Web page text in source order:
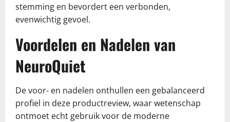
stemming en bevordert een verbonden,
evenwichtig gevoel.
Voordelen en Nadelen van
NeuroQuiet
De voor- en nadelen onthullen een gebalanceerd
profiel in deze productreview, waar wetenschap
ontmoet echt gebruik voor de moderne